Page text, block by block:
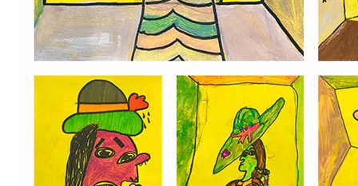
Garderie Berkendael
+32 (0)472 07 35 25
periscolaire.berkendael@apeee-bxl1-
services.be
BE91 3631 6790 0976